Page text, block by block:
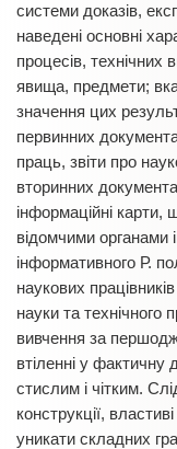
системи доказів,
наведені основні
процесів, технічних
явища, предмети;
значення цих
первинних
праць, звіти про
вторинних
інформаційні
відомчими органами
інформативного Р.
наукових
науки та технічного
вивчення за
втіленні у фактичну
стислим і чітким.
конструкції,
уникати складних